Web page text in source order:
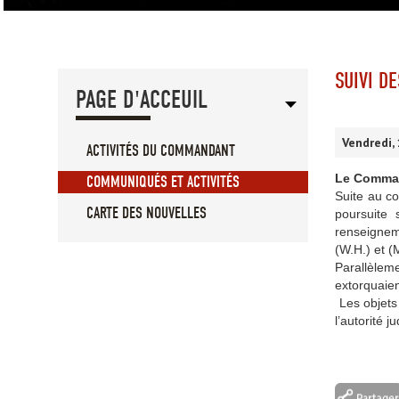
PAGE D'ACCEUIL
ACTIVITÉS DU COMMANDANT
COMMUNIQUÉS ET ACTIVITÉS
CARTE DES NOUVELLES
SUIVI
Vendredi,
Le
Suite au
poursuite
(W.H.) et
Les
l’autorité